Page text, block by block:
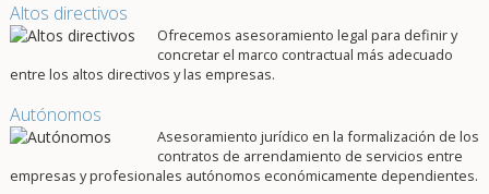
Altos directivos
Ofrecemos asesoramiento legal para definir y
concretar el marco contractual más adecuado
entre los altos directivos y las empresas.
Autónomos
Asesoramiento jurídico en la formalización de los
contratos de arrendamiento de servicios entre
empresas y profesionales autónomos económicamente dependientes.